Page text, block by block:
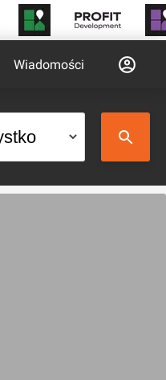
Wiadomości